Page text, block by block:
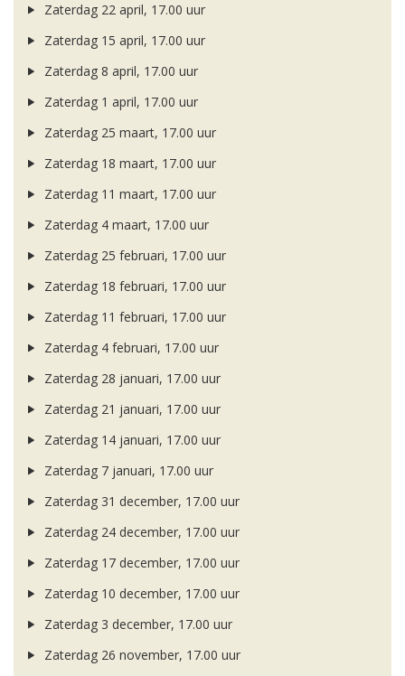
Zaterdag 22 april, 17.00 uur
Zaterdag 15 april, 17.00 uur
Zaterdag 8 april, 17.00 uur
Zaterdag 1 april, 17.00 uur
Zaterdag 25 maart, 17.00 uur
Zaterdag 18 maart, 17.00 uur
Zaterdag 11 maart, 17.00 uur
Zaterdag 4 maart, 17.00 uur
Zaterdag 25 februari, 17.00 uur
Zaterdag 18 februari, 17.00 uur
Zaterdag 11 februari, 17.00 uur
Zaterdag 4 februari, 17.00 uur
Zaterdag 28 januari, 17.00 uur
Zaterdag 21 januari, 17.00 uur
Zaterdag 14 januari, 17.00 uur
Zaterdag 7 januari, 17.00 uur
Zaterdag 31 december, 17.00 uur
Zaterdag 24 december, 17.00 uur
Zaterdag 17 december, 17.00 uur
Zaterdag 10 december, 17.00 uur
Zaterdag 3 december, 17.00 uur
Zaterdag 26 november, 17.00 uur